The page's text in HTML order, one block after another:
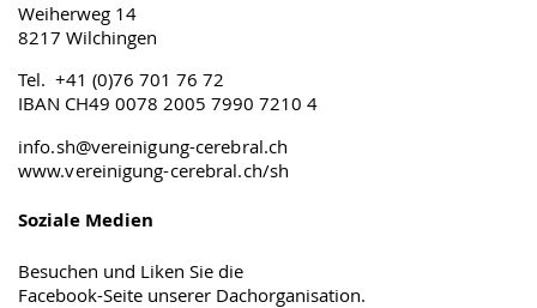
Weiherweg 14
8217 Wilchingen
Tel. +41 (0)76 701 76 72
IBAN CH49 0078 2005 7990 7210 4
info.sh@vereinigung-cerebral.ch
www.vereinigung-cerebral.ch/sh
Soziale Medien
Besuchen und Liken Sie die
Facebook-Seite unserer Dachorganisation.